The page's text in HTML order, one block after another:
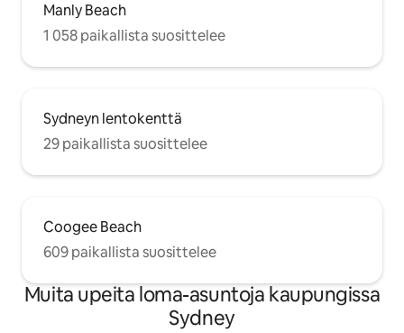
Manly Beach
1 058 paikallista suosittelee
Sydneyn lentokenttä
29 paikallista suosittelee
Coogee Beach
609 paikallista suosittelee
Muita upeita loma-asuntoja kaupungissa
Sydney